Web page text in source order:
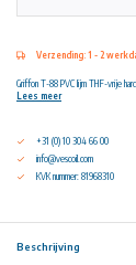
Verzending: 1 - 2
Griffon T-88 PVC lijm THF-vrije
Lees meer
+31 (0) 10 304 66 00
info@vescoil.com
KVK nummer: 81968310
Beschrijving